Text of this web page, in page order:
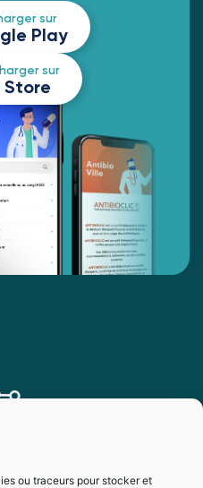
ou traceurs pour stocker et
sur
Play
sur
Store